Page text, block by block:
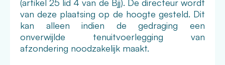
(artikel 25 lid 4 van de Bjj). De directeur wordt
van deze plaatsing op de hoogte gesteld. Dit
kan alleen indien de gedraging een
onverwijlde tenuitvoerlegging van
afzondering noodzakelijk maakt.